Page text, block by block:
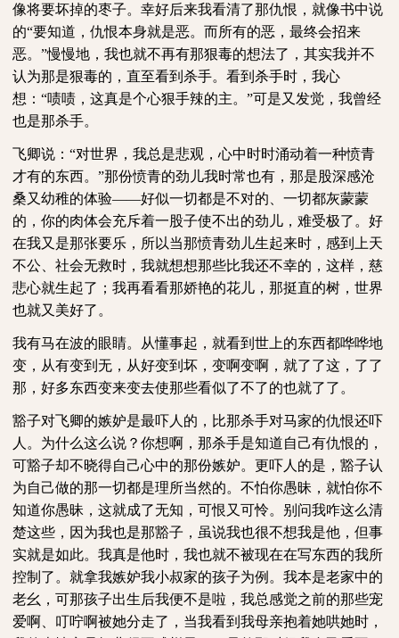
像将要坏掉的枣子。幸好后来我看清了那仇恨，就像书中说
的“要知道，仇恨本身就是恶。而所有的恶，最终会招来
恶。”慢慢地，我也就不再有那狠毒的想法了，其实我并不
认为那是狠毒的，直至看到杀手。看到杀手时，我心
想：“啧啧，这真是个心狠手辣的主。”可是又发觉，我曾经
也是那杀手。
飞卿说：“对世界，我总是悲观，心中时时涌动着一种愤青
才有的东西。”那份愤青的劲儿我时常也有，那是股深感沧
桑又幼稚的体验——好似一切都是不对的、一切都灰蒙蒙
的，你的肉体会充斥着一股子使不出的劲儿，难受极了。好
在我又是那张要乐，所以当那愤青劲儿生起来时，感到上天
不公、社会无救时，我就想想那些比我还不幸的，这样，慈
悲心就生起了；我再看看那娇艳的花儿，那挺直的树，世界
也就又美好了。
我有马在波的眼睛。从懂事起，就看到世上的东西都哗哗地
变，从有变到无，从好变到坏，变啊变啊，就了了这，了了
那，好多东西变来变去使那些看似了不了的也就了了。
豁子对飞卿的嫉妒是最吓人的，比那杀手对马家的仇恨还吓
人。为什么这么说？你想啊，那杀手是知道自己有仇恨的，
可豁子却不晓得自己心中的那份嫉妒。更吓人的是，豁子认
为自己做的那一切都是理所当然的。不怕你愚昧，就怕你不
知道你愚昧，这就成了无知，可恨又可怜。别问我咋这么清
楚这些，因为我也是那豁子，虽说我也很不想我是他，但事
实就是如此。我真是他时，我也就不被现在在写东西的我所
控制了。就拿我嫉妒我小叔家的孩子为例。我本是老家中的
老幺，可那孩子出生后我便不是啦，我总感觉之前的那些宠
爱啊、叮咛啊被她分走了，当我看到我母亲抱着她哄她时，